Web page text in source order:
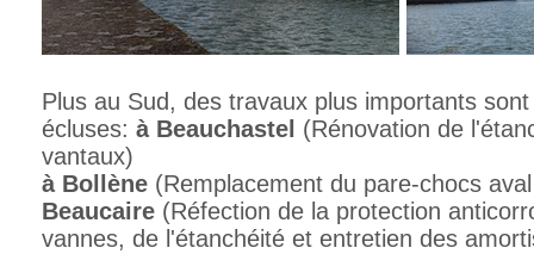
Plus au Sud, des travaux plus importants
écluses: à Beauchastel (Rénovation de
vantaux)
à Bollène (Remplacement du pare-chocs
Beaucaire (Réfection de la protection
vannes, de l'étanchéité et entretien des